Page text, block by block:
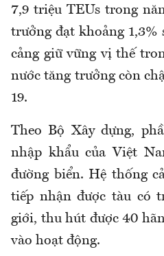
7,9 triệu TEUs trong
trưởng đạt khoảng 1,3%
cảng giữ vững vị thế
nước tăng trưởng còn
19.
Theo Bộ Xây dựng,
nhập khẩu của Việt
đường biển. Hệ thống
tiếp nhận được tàu có
giới, thu hút được 40
vào hoạt động.